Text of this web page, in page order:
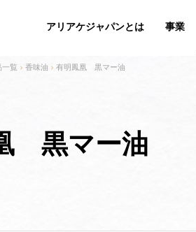
一覧 香味油 有明鳳凰 黒マー油
黒マー油
アリアケジャパンとは 事業
電子公告 投資家向けFAQ